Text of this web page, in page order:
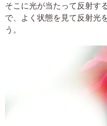
そこに光が当たって反射す
で、よく状態を見て反射光
う。